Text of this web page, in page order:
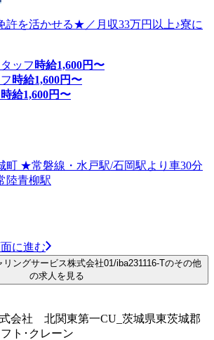
許を活かせる★／月収33万円以上♪寮に
ッフ 時給1,600円〜
時給1,600円〜
時給1,600円〜
町 ★常磐線・水戸駅/石岡駅より車30分
陸青柳駅
に進む
リングサービス株式会社01/iba231116-Tのその他
の求人を見る
会社 北関東第一CU_茨城県東茨城郡
ト･クレーン